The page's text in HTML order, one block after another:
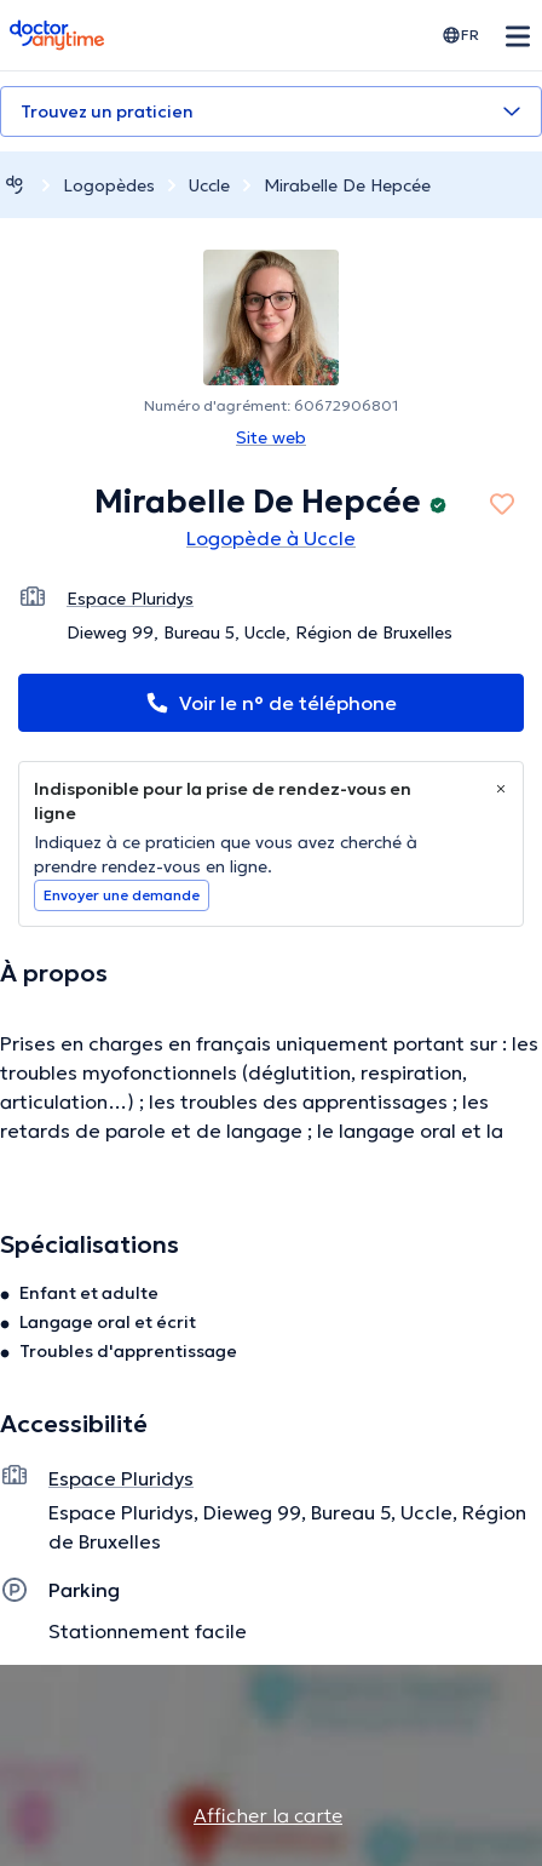
doctoranytime FR
Trouvez un praticien
Logopèdes Uccle Mirabelle De Hepcée
Numéro d'agrément: 60672906801
Site web
Mirabelle De Hepcée
Logopède à Uccle
Espace Pluridys
Dieweg 99, Bureau 5, Uccle, Région de Bruxelles
Voir le n° de téléphone
Indisponible pour la prise de rendez-vous en
ligne
Indiquez à ce praticien que vous avez cherché à
prendre rendez-vous en ligne.
Envoyer une demande
À propos
Prises en charges en français uniquement portant sur : les
troubles myofonctionnels (déglutition, respiration,
articulation…) ; les troubles des apprentissages ; les
retards de parole et de langage ; le langage oral et la
informations vérifiées.
Spécialisations
Enfant et adulte
Langage oral et écrit
Troubles d'apprentissage
Accessibilité
Espace Pluridys
Espace Pluridys, Dieweg 99, Bureau 5, Uccle, Région
de Bruxelles
Parking
Stationnement facile
Afficher la carte